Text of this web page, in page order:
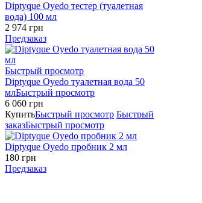
Diptyque Oyedo тестер (туалетная
вода) 100 мл
2 974 грн
Предзаказ
Быстрый просмотр
Diptyque Oyedo туалетная вода 50
млБыстрый просмотр
6 060 грн
КупитьБыстрый просмотр Быстрый
заказБыстрый просмотр
Diptyque Oyedo пробник 2 мл
180 грн
Предзаказ